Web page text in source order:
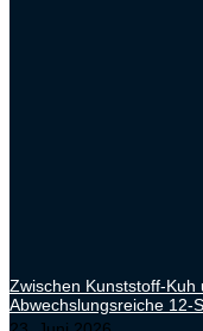
Zwischen Kunststoff-
Abwechslungsreiche 12-